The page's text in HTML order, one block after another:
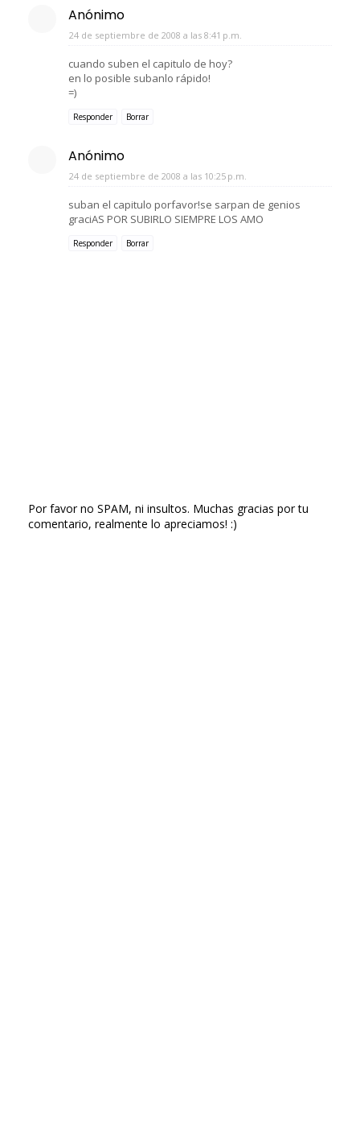
Anónimo
24 de septiembre de 2008 a las 8:41 p.m.
cuando suben el capitulo de hoy?
en lo posible subanlo rápido!
=)
Responder Borrar
Anónimo
24 de septiembre de 2008 a las 10:25 p.m.
suban el capitulo porfavor!se sarpan de genios
graciAS POR SUBIRLO SIEMPRE LOS AMO
Responder Borrar
Por favor no SPAM, ni insultos. Muchas gracias por tu
comentario, realmente lo apreciamos! :)